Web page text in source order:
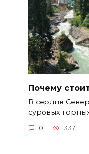
Почему
В сердце
суровых
0 337